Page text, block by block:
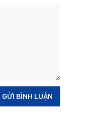
GỬI BÌNH LUẬN